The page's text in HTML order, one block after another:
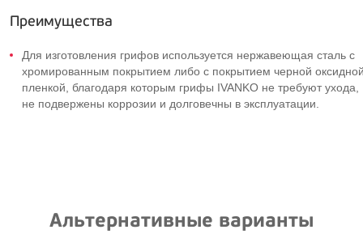
Преимущества
Для изготовления грифов используется нержавеющая сталь с
хромированным покрытием либо с покрытием черной
пленкой, благодаря которым грифы IVANKO не требуют ухода,
не подвержены коррозии и долговечны в эксплуатации.
Альтернативные варианты